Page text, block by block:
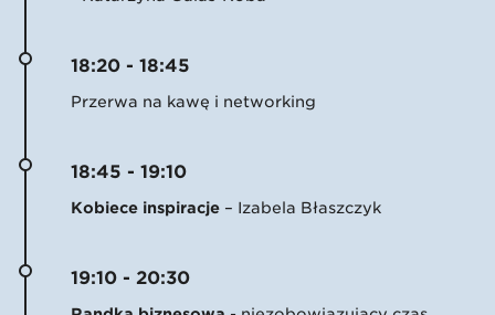
18:20 - 18:45
Przerwa na kawę i networking
18:45 - 19:10
Kobiece inspiracje – Izabela Błaszczyk
19:10 - 20:30